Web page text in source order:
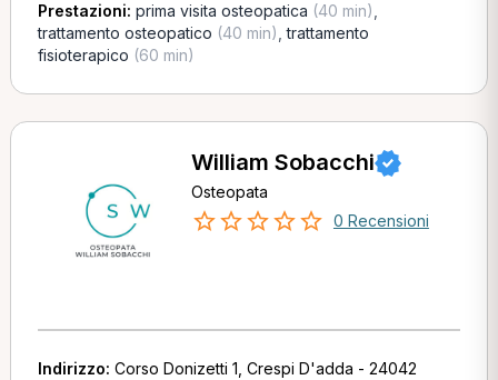
Prestazioni: prima visita osteopatica (40 min)
trattamento osteopatico (40 min) ,trattamento
fisioterapico (60 min)
William Sobacchi
Osteopata
0 Recensioni
Indirizzo: Corso Donizetti 1, Crespi D'adda - 24042